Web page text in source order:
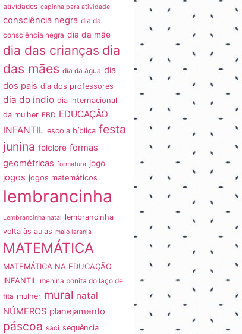
atividades capinha para atividade
consciência negra dia da
consciência negra dia da mãe
dia das crianças dia
das mães dia da água dia
dos pais dia dos professores
dia do índio dia internacional
da mulher EBD EDUCAÇÃO
INFANTIL escola bíblica festa
junina folclore formas
geométricas formatura jogo
jogos jogos matemáticos
lembrancinha
Lembrancinha natal lembrancinha
volta às aulas maio laranja
MATEMÁTICA
MATEMÁTICA NA EDUCAÇÃO
INFANTIL menina bonita do laço de
fita mulher mural natal
NÚMEROS planejamento
páscoa saci sequência